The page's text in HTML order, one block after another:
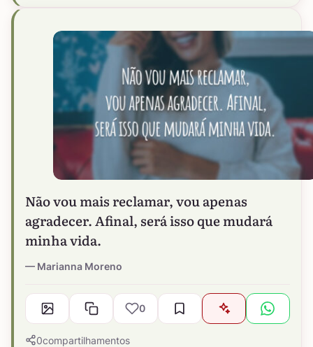
Não vou mais reclamar, vou apenas
agradecer. Afinal, será isso que mudará
minha vida.
Marianna Moreno
0
0compartilhamentos